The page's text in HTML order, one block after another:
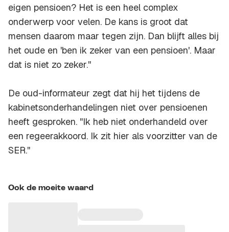
eigen pensioen? Het is een heel complex
onderwerp voor velen. De kans is groot dat
mensen daarom maar tegen zijn. Dan blijft alles bij
het oude en 'ben ik zeker van een pensioen'. Maar
dat is niet zo zeker.''
De oud-informateur zegt dat hij het tijdens de
kabinetsonderhandelingen niet over pensioenen
heeft gesproken. ''Ik heb niet onderhandeld over
een regeerakkoord. Ik zit hier als voorzitter van de
SER.''
Ook de moeite waard